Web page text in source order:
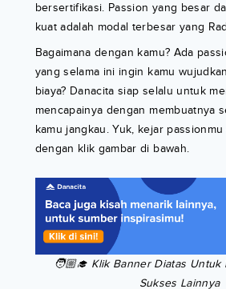
bersertifikasi. Passion yang besar
kuat adalah modal terbesar yang
Bagaimana dengan kamu? Ada
yang selama ini ingin kamu
biaya? Danacita siap selalu untuk
mencapainya dengan membuatnya
kamu jangkau. Yuk, kejar
dengan klik gambar di bawah.
🧑🏼‍🎓 Klik Banner Diatas Untuk
Sukses Lainnya